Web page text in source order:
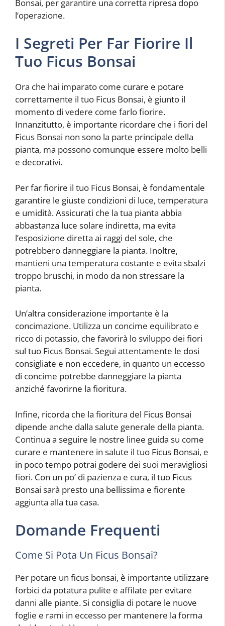
Bonsai, per garantire una corretta ripresa dopo
l’operazione.
I Segreti Per Far Fiorire Il
Tuo Ficus Bonsai
Ora che hai imparato come curare e potare
correttamente il tuo Ficus Bonsai, è giunto il
momento di vedere come farlo fiorire.
Innanzitutto, è importante ricordare che i fiori del
Ficus Bonsai non sono la parte principale della
pianta, ma possono comunque essere molto belli
e decorativi.
Per far fiorire il tuo Ficus Bonsai, è fondamentale
garantire le giuste condizioni di luce, temperatura
e umidità. Assicurati che la tua pianta abbia
abbastanza luce solare indiretta, ma evita
l’esposizione diretta ai raggi del sole, che
potrebbero danneggiare la pianta. Inoltre,
mantieni una temperatura costante e evita sbalzi
troppo bruschi, in modo da non stressare la
pianta.
Un’altra considerazione importante è la
concimazione. Utilizza un concime equilibrato e
ricco di potassio, che favorirà lo sviluppo dei fiori
sul tuo Ficus Bonsai. Segui attentamente le dosi
consigliate e non eccedere, in quanto un eccesso
di concime potrebbe danneggiare la pianta
anziché favorirne la fioritura.
Infine, ricorda che la fioritura del Ficus Bonsai
dipende anche dalla salute generale della pianta.
Continua a seguire le nostre linee guida su come
curare e mantenere in salute il tuo Ficus Bonsai, e
in poco tempo potrai godere dei suoi meravigliosi
fiori. Con un po’ di pazienza e cura, il tuo Ficus
Bonsai sarà presto una bellissima e fiorente
aggiunta alla tua casa.
Domande Frequenti
Come Si Pota Un Ficus Bonsai?
Per potare un ficus bonsai, è importante utilizzare
forbici da potatura pulite e affilate per evitare
danni alle piante. Si consiglia di potare le nuove
foglie e rami in eccesso per mantenere la forma